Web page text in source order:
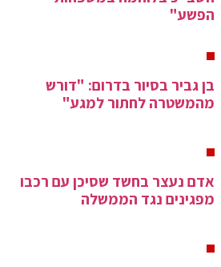
הפשע"
בן גביר בסיור בדרום: "דורש
מהמשטרה לחתור למגע"
אדם נעצר בחשד שסיכן עם רכבו
מפגינים נגד הממשלה